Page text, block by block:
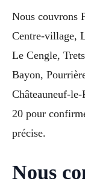
Nous couvrons
Centre-village,
Le Cengle,
Bayon,
Châteauneuf-
20 pour
précise.
Nous